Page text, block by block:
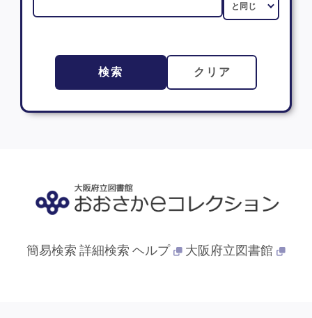
検索 クリア
簡易検索 詳細検索 ヘルプ 大阪府立図書館